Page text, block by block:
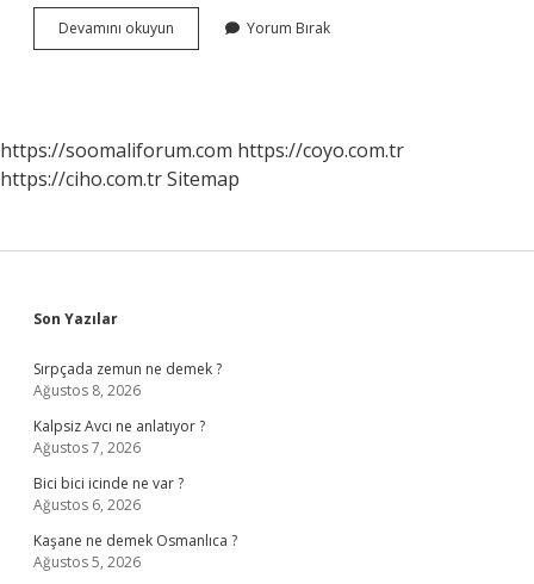
Devamını okuyun
Reçinesi
Yorum Bırak
https://soomaliforum.com https://coyo.com.tr
https://ciho.com.trSitemap
Sidebar
Son Yazılar
Sırpçada zemun ne demek ?
Ağustos 8, 2026
Kalpsiz Avcı ne anlatıyor ?
Ağustos 7, 2026
Bici bici icinde ne var ?
Ağustos 6, 2026
Kaşane ne demek Osmanlıca ?
Ağustos 5, 2026